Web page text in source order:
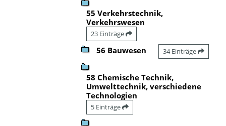
55 Verkehrstechnik,
Verkehrswesen
23 Einträge
56 Bauwesen 34 Einträge
58 Chemische Technik,
Umwelttechnik, verschiedene
Technologien
5 Einträge